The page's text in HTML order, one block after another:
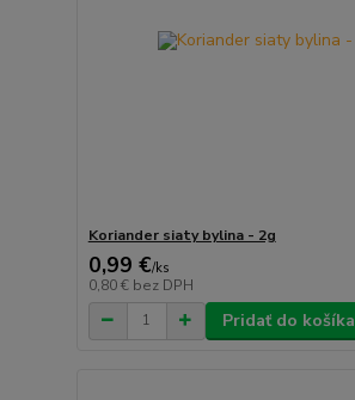
Koriander siaty bylina - 2g
0,99 €/ks
0,80 € bez DPH
Pridať do košíka